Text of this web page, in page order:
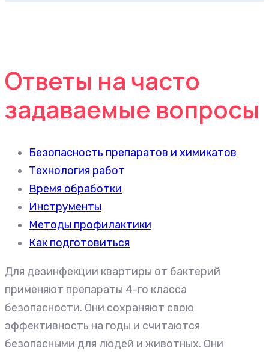
Ответы на часто
задаваемые вопросы
Безопасность препаратов и химикатов
Технология работ
Время обработки
Инструменты
Методы профилактики
Как подготовиться
Для дезинфекции квартиры от бактерий
применяют препараты 4-го класса
безопасности. Они сохраняют свою
эффективность на годы и считаются
безопасными для людей и животных. Они